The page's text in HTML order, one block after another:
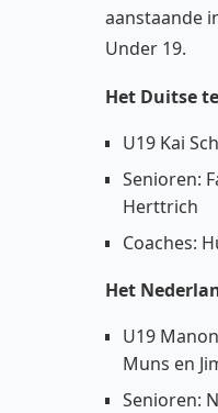
aanstaande
Under 19.
Het Duitse
U19 Kai
Senioren:
Herttrich
Coaches:
Het
U19
Muns en
Senioren: